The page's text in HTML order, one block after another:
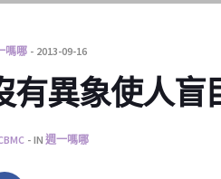
嗎哪 2013-09-16
有異象使人盲
IN 週一嗎哪